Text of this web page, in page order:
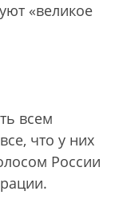
«великое
всем
что у них
России